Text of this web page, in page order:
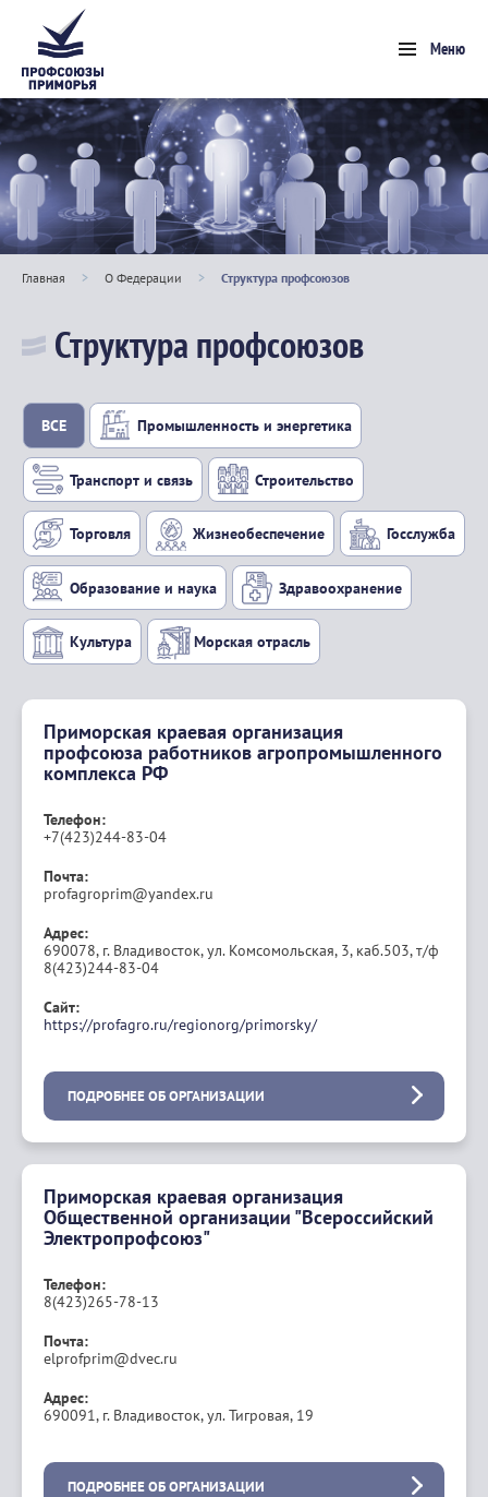
Меню
Главная > О Федерации > Структура профсоюзов
Структура профсоюзов
ВСЕ Промышленность и энергетика
Транспорт и связь Строительство
Торговля Жизнеобеспечение
Образование и наука
Приморская краевая организация
профсоюза работников агропромышленного
комплекса РФ
Телефон:
+7(423)244-83-04
Почта:
profagroprim@yandex.ru
Адрес:
690078, г. Владивосток, ул. Комсомольская, 3, каб.503, т/ф
8(423)244-83-04
Сайт:
https://profagro.ru/regionorg/primorsky/
ПОДРОБНЕЕ ОБ ОРГАНИЗАЦИИ
Приморская краевая организация
Общественной организации "Всероссийский
Электропрофсоюз"
Телефон:
8(423)265-78-13
Почта:
elprofprim@dvec.ru
Адрес:
690091, г. Владивосток, ул. Тигровая, 19
ПОДРОБНЕЕ ОБ ОРГАНИЗАЦИИ